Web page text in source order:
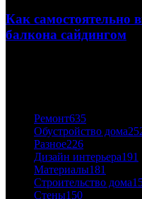
Как самостоятельно
балкона сайдингом
Ремонт635
Обустройство дома
Разное226
Дизайн интерьера191
Материалы181
Строительство дома
Стены150